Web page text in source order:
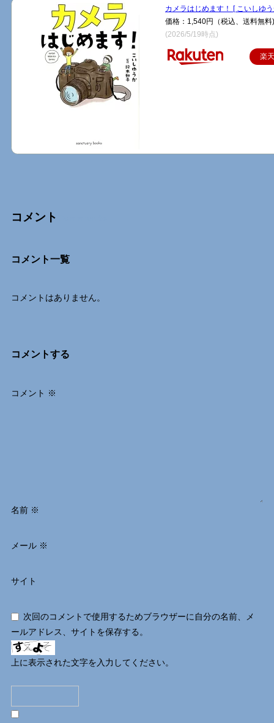
カメラはじめます！ [ こいしゆ
価格：1,540円（税込、送料無料)
(2026/5/19時点)
楽
コメント
コメント一覧
コメントはありません。
コメントする
コメント ※
名前 ※
メール ※
サイト
次回のコメントで使用するためブラウザーに自分の名前、メ
ールアドレス、サイトを保存する。
上に表示された文字を入力してください。